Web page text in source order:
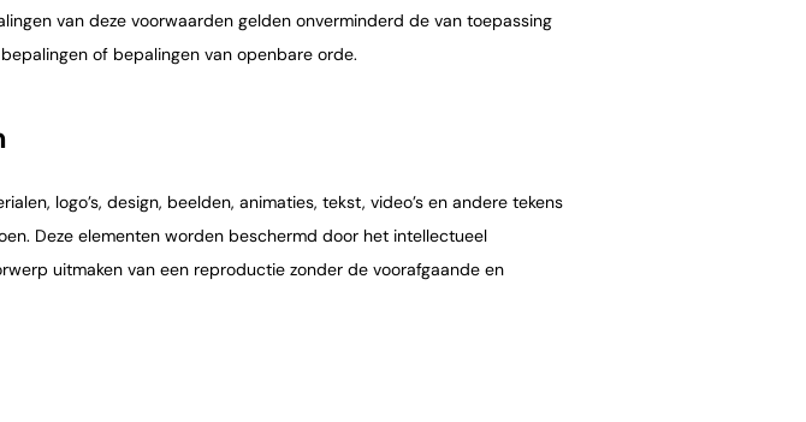
van deze voorwaarden gelden onverminderd de van toepassing
of bepalingen van openbare orde.
logo’s, design, beelden, animaties, tekst, video’s en andere tekens
Deze elementen worden beschermd door het intellectueel
uitmaken van een reproductie zonder de voorafgaande en